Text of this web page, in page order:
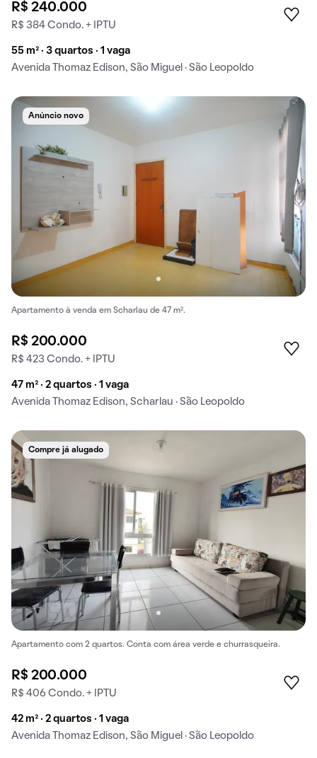
R$ 240.000
R$ 384 Condo. + IPTU
55 m² · 3 quartos · 1 vaga
Avenida Thomaz Edison, São Miguel · São Leopoldo
Anúncio novo
Apartamento à venda em Scharlau de 47 m².
R$ 200.000
R$ 423 Condo. + IPTU
47 m² · 2 quartos · 1 vaga
Avenida Thomaz Edison, Scharlau · São Leopoldo
Compre já alugado
Apartamento com 2 quartos. Conta com área verde e churrasqueira.
R$ 200.000
R$ 406 Condo. + IPTU
42 m² · 2 quartos · 1 vaga
Avenida Thomaz Edison, São Miguel · São Leopoldo